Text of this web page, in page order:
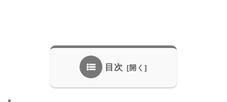
目次